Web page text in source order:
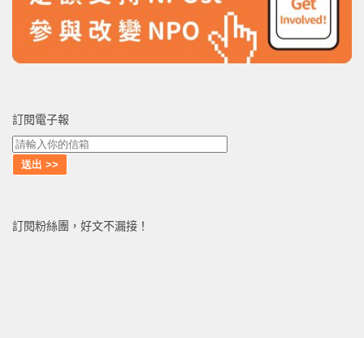
訂閱電子報
訂閱粉絲團，好文不漏接！